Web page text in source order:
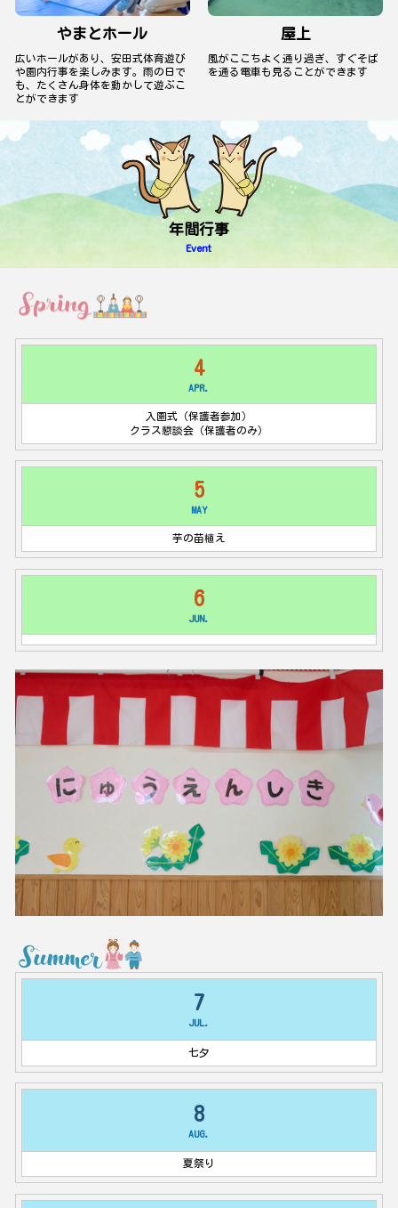
やまとホール
広いホールがあり、安田式体育遊び
や園内行事を楽しみます。雨の日で
も、たくさん身体を動かして遊ぶこ
とができます
屋上
風がここちよく通り過ぎ、すぐそば
を通る電車も見ることができます
年間行事
Event
4
APR.
入園式（保護者参加）
クラス懇談会（保護者のみ）
5
MAY
芋の苗植え
6
JUN.
7
JUL.
七夕
8
AUG.
夏祭り